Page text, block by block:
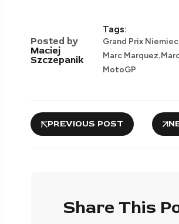
Posted by
Maciej
Szczepanik
Tags:
Grand Prix
Marc Marquez,
MotoGP
PREVIOUS POST
Share This